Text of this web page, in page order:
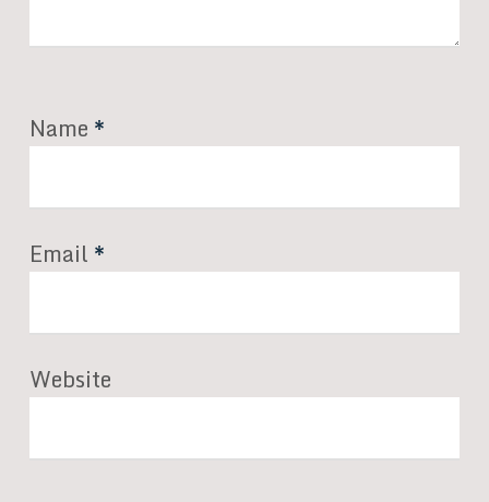
Name *
Email *
Website